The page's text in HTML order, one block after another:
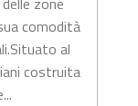
comodità
al
costruita